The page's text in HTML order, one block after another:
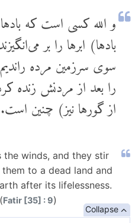
و الله کسی است که
باد‌ها) ابر‌ها را بر
سوی سرزمین مرده
را بعد از مردنش زنده
از گور‌ها نیز) چنین است.
the winds, and they stir
to a dead land and
after its lifelessness.
Fatir [35] : 9)
Collapse